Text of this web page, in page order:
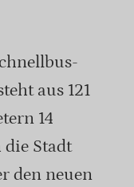
aus 121
14
Stadt
den neuen